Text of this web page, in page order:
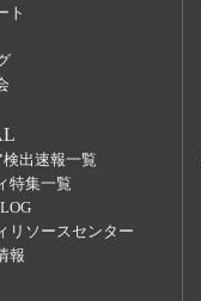
ト
検出速報一覧
特集一覧
リソースセンター
報